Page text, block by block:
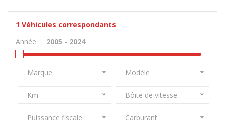
1 Véhicules correspondants
Année
Marque Modèle
Km Bôite de vitesse
Puissance fiscale Carburant